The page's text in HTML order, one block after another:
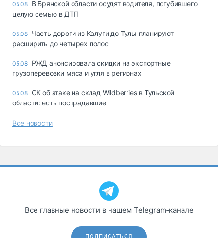
05.08 В Брянской области осудят водителя, погубившего
целую семью в ДТП
05.08 Часть дороги из Калуги до Тулы планируют
расширить до четырех полос
05.08 РЖД анонсировала скидки на экспортные
грузоперевозки мяса и угля в регионах
05.08 СК об атаке на склад Wildberries в Тульской
области: есть пострадавшие
Все новости
Все главные новости в нашем Telegram‑канале
ПОДПИСАТЬСЯ